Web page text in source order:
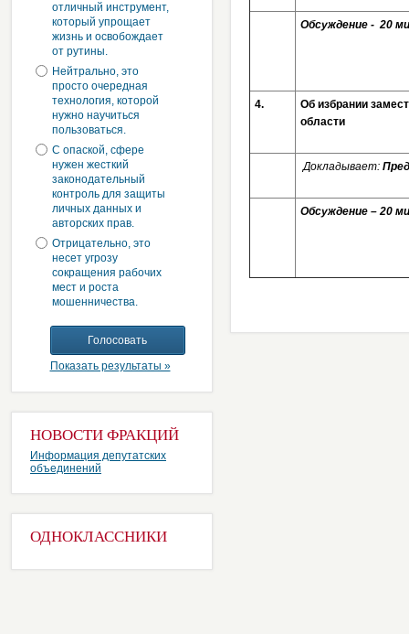
отличный инструмент,
который упрощает
жизнь и освобождает
от рутины.
Нейтрально, это
просто очередная
технология, которой
нужно научиться
пользоваться.
С опаской, сфере
нужен жесткий
законодательный
контроль для защиты
личных данных и
авторских прав.
Отрицательно, это
несет угрозу
сокращения рабочих
мест и роста
мошенничества.
Показать результаты »
НОВОСТИ ФРАКЦИЙ
Информация депутатских
объединений
ОДНОКЛАССНИКИ
Обсуждение - 20
4.
Об избрании
области
Докладывает:
Обсуждение – 20